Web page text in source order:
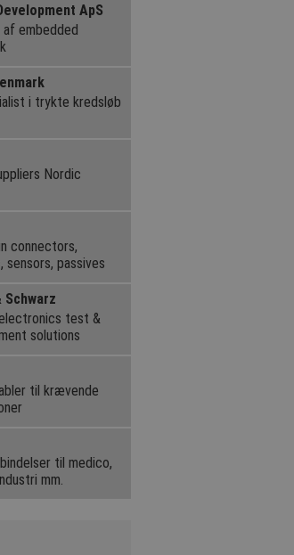
ApS
af embedded
i trykte kredsløb
Nordic
connectors,
sensors, passives
Schwarz
test &
solutions
til krævende
til medico,
mm.